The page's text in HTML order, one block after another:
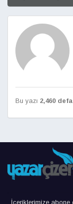
Bu yazı 2,460 defa